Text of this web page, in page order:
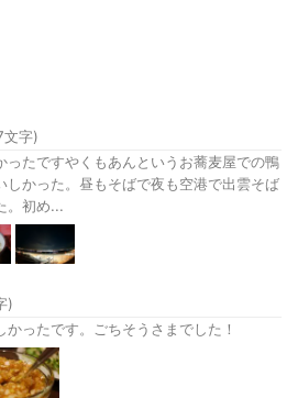
文字)
ったですやくもあんというお蕎麦屋での鴨
しかった。昼もそばで夜も空港で出雲そば
。初め...
)
ったです。ごちそうさまでした！